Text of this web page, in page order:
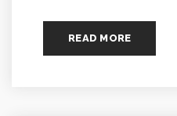
READ MORE